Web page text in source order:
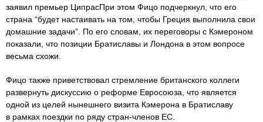
заявил премьер ЦипрасПри этом Фицо подчеркнул, что его
страна “будет настаивать на том, чтобы Греция выполнила свои
домашние задачи”. По его словам, их переговоры с Кэмероном
показали, что позиции Братиславы и Лондона в этом вопросе
весьма схожи.
Фицо также приветствовал стремление британского коллеги
развернуть дискуссию о реформе Евросоюза, что является
одной из целей нынешнего визита Кэмерона в Братиславу
в рамках поездки по ряду стран-членов ЕС.